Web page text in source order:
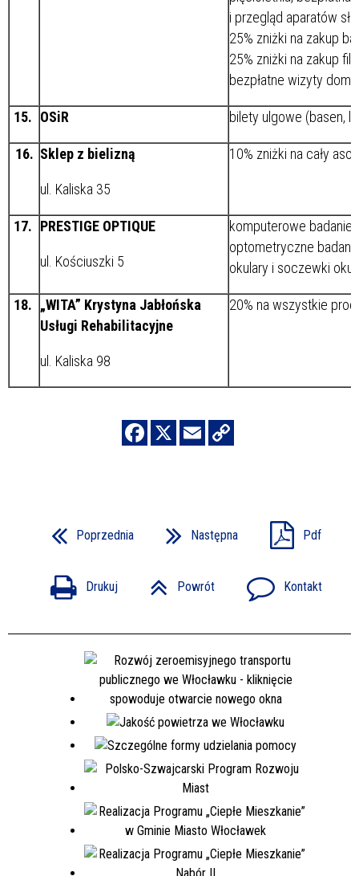
i przegląd aparatów
25% zniżki na zakup
25% zniżki na zakup
bezpłatne wizyty
15. OSiR bilety ulgowe (basen,
16. Sklep z bielizną
ul. Kaliska 35
10% zniżki na cały
17. PRESTIGE OPTIQUE
ul. Kościuszki 5
komputerowe badanie
optometryczne
okulary i soczewki
18. „WITA” Krystyna Jabłońska
Usługi Rehabilitacyjne
ul. Kaliska 98
20% na wszystkie
Poprzednia Następna Pdf
Drukuj Powrót Kontakt